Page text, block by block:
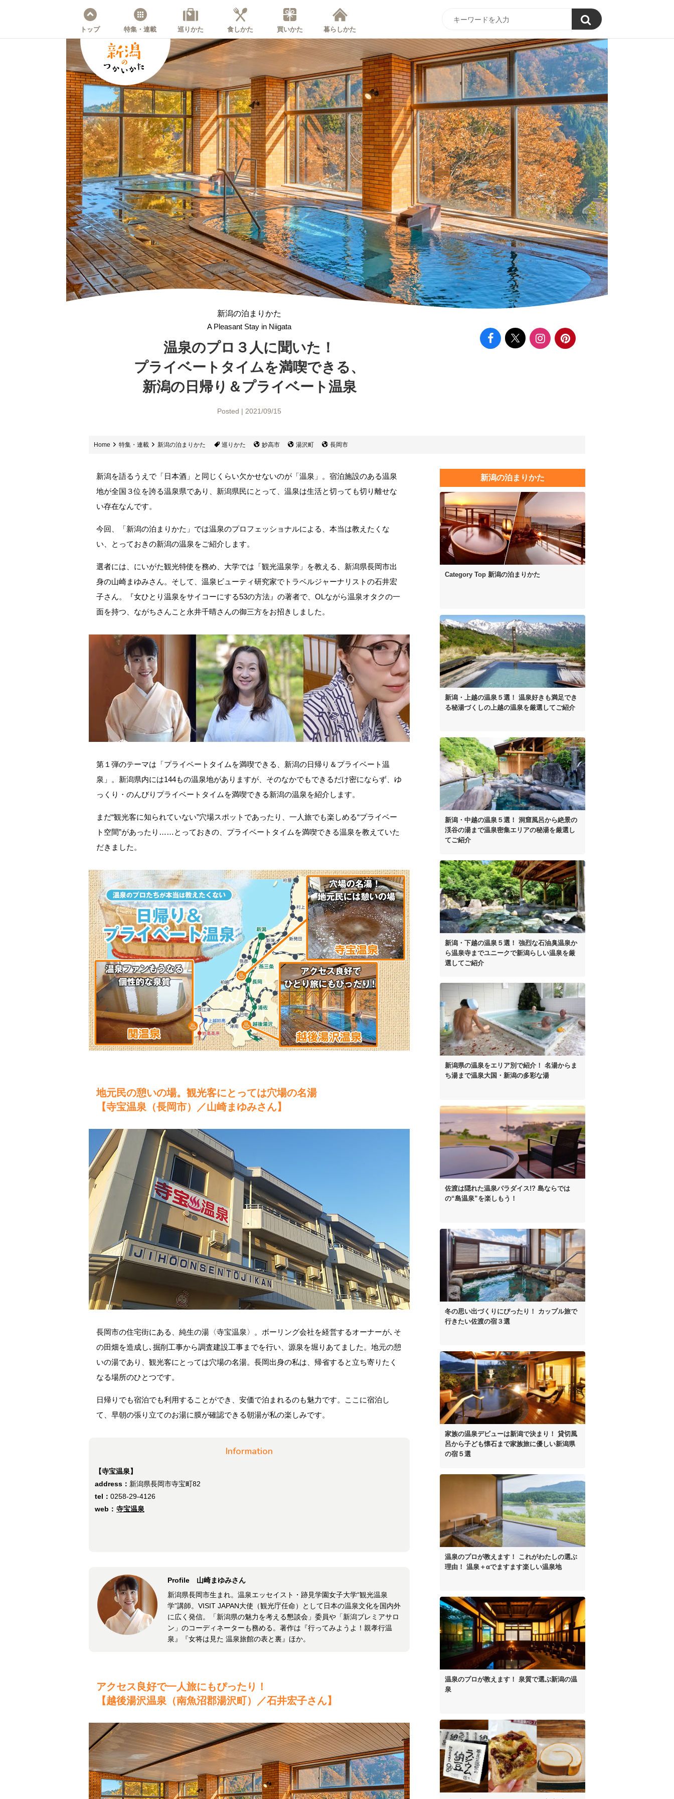
トップ 特集・連載 巡りかた 食しかた 買いかた 暮らしかた
新潟の泊まりかた
A Pleasant Stay in Niigata
温泉のプロ３人に聞いた！
プライベートタイムを満喫できる、
新潟の日帰り＆プライベート温泉
Posted | 2021/09/15
Home 特集・連載 新潟の泊まりかた 巡りかた 妙高市 湯沢町 長岡市
新潟を語るうえで「日本酒」と同じくらい欠かせないのが「温泉」。宿泊施設のある温泉
地が全国３位を誇る温泉県であり、新潟県民にとって、温泉は生活と切っても切り離せな
い存在なんです。
今回、「新潟の泊まりかた」では温泉のプロフェッショナルによる、本当は教えたくな
い、とっておきの新潟の温泉をご紹介します。
選者には、にいがた観光特使を務め、大学では「観光温泉学」を教える、新潟県長岡市出
身の山崎まゆみさん。そして、温泉ビューティ研究家でトラベルジャーナリストの石井宏
子さん。『女ひとり温泉をサイコーにする53の方法』の著者で、OLながら温泉オタクの一
面を持つ、ながちさんこと永井千晴さんの御三方をお招きしました。
第１弾のテーマは「プライベートタイムを満喫できる、新潟の日帰り＆プライベート温
泉」。新潟県内には144もの温泉地がありますが、そのなかでもできるだけ密にならず、ゆ
っくり・のんびりプライベートタイムを満喫できる新潟の温泉を紹介します。
まだ“観光客に知られていない”穴場スポットであったり、一人旅でも楽しめる“プライベー
ト空間”があったり……とっておきの、プライベートタイムを満喫できる温泉を教えていた
だきました。
地元民の憩いの場。観光客にとっては穴場の名湯
【寺宝温泉（長岡市）／山崎まゆみさん】
長岡市の住宅街にある、純生の湯〈寺宝温泉〉。ボーリング会社を経営するオーナーが､そ
の田畑を造成し､掘削工事から調査建設工事までを行い、源泉を堀りあてました。地元の憩
いの湯であり、観光客にとっては穴場の名湯。長岡出身の私は、帰省すると立ち寄りたく
なる場所のひとつです。
日帰りでも宿泊でも利用することができ、安価で泊まれるのも魅力です。ここに宿泊し
て、早朝の張り立てのお湯に膜が確認できる朝湯が私の楽しみです。
Information
【寺宝温泉】
address： 新潟県長岡市寺宝町82
tel： 0258-29-4126
web： 寺宝温泉
Profile 山崎まゆみさん
新潟県長岡市生まれ。温泉エッセイスト・跡見学園女子大学“観光温泉
学”講師。VISIT JAPAN大使（観光庁任命）として日本の温泉文化を国内外
に広く発信。「新潟県の魅力を考える懇談会」委員や「新潟プレミアサロ
ン」のコーディネーターも務める。著作は『行ってみようよ！親孝行温
泉』『女将は見た 温泉旅館の表と裏』ほか。
アクセス良好で一人旅にもぴったり！
【越後湯沢温泉（南魚沼郡湯沢町）／石井宏子さん】
新潟の泊まりかた
Category Top 新潟の泊まりかた
新潟・上越の温泉５選！ 温泉好きも満足でき
る秘湯づくしの 上越の温泉を厳選してご紹介
新潟・中越の温泉５選！ 洞窟風呂から絶景の
渓谷の湯まで温泉密集エリアの秘湯を厳選し
てご紹介
新潟・下越の温泉５選！ 強烈な石油臭温泉か
ら温泉寺までユニークで新潟らしい温泉を厳
選してご紹介
新潟県の温泉をエリア別で紹介！ 名湯からま
ち湯まで温泉大国・新潟の多彩な湯
佐渡は隠れた温泉パラダイス!? 島ならでは
の“島温泉”を楽しもう！
冬の思い出づくりにぴったり！ カップル旅で
行きたい佐渡の宿３選
家族の温泉デビューは新潟で決まり！ 貸切風
呂から子ども懐石まで家族旅に優しい新潟県
の宿５選
温泉のプロが教えます！ これがわたしの選ぶ
理由！ 温泉＋αでますます楽しい温泉地
温泉のプロが教えます！ 泉質で選ぶ新潟の温
泉